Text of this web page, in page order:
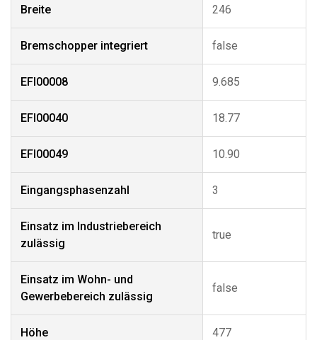
Breite 246
Bremschopper integriert false
EFI00008 9.685
EFI00040 18.77
EFI00049 10.90
Eingangsphasenzahl 3
Einsatz im Industriebereich
zulässig
true
Einsatz im Wohn- und
Gewerbebereich zulässig
false
Höhe 477